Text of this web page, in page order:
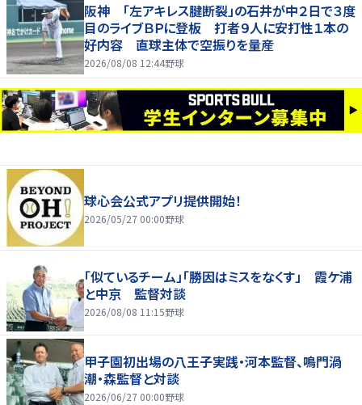
阪神 「左アキレス腱断裂」の石井が中２日で３度
目のライブＢＰに登板 打者９人に安打性１本の
好内容 直球主体で空振りを量産
2026/08/08 12:44野球
球心会公式アプリ提供開始！
2026/05/27 00:00野球
「似ているチーム」「勝因はミスをなくす」 霞ケ浦
と中京 監督対談
2026/08/08 11:15野球
甲子園初出場の八王子実践・河本監督、鳴門渦
潮・森監督と対談
2026/06/27 00:00野球